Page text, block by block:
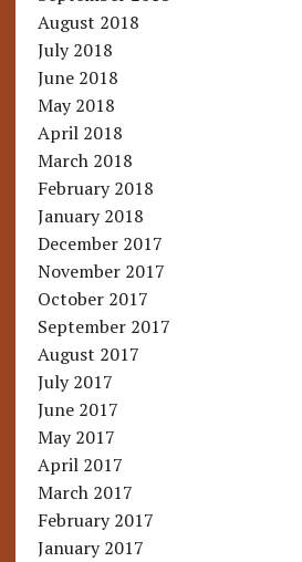
August 2018
July 2018
June 2018
May 2018
April 2018
March 2018
February 2018
January 2018
December 2017
November 2017
October 2017
September 2017
August 2017
July 2017
June 2017
May 2017
April 2017
March 2017
February 2017
January 2017